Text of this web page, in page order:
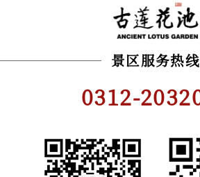
景区服务热线
0312-